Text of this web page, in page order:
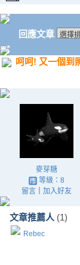
回應文章
呵呵! 又一個到
麥芽糖
等級：8
留言｜ 加入好友
文章推薦人 (1)
Rebec